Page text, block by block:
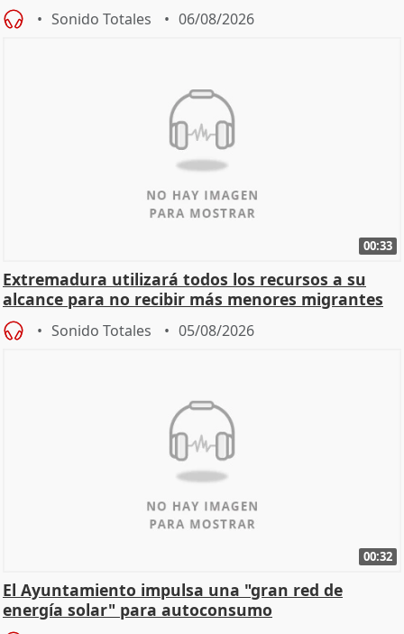
Sonido Totales 06/08/2026
00:33
Extremadura utilizará todos los recursos a su
alcance para no recibir más menores migrantes
Sonido Totales 05/08/2026
00:32
El Ayuntamiento impulsa una "gran red de
energía solar" para autoconsumo